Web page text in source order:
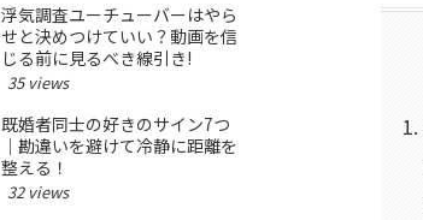
浮気調査ユーチューバーはやら
せと決めつけていい？動画を信
じる前に見るべき線引き!
35 views
既婚者同士の好きのサイン7つ
｜勘違いを避けて冷静に距離を
整える！
32 views